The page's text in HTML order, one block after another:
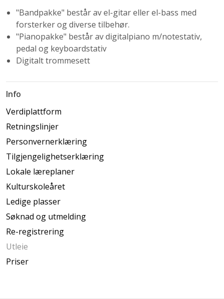
"Bandpakke" består av el-gitar eller el-bass med
forsterker og diverse tilbehør.
"Pianopakke" består av digitalpiano m/notestativ,
pedal og keyboardstativ
Digitalt trommesett
Info
Verdiplattform
Retningslinjer
Personvernerklæring
Tilgjengelighetserklæring
Lokale læreplaner
Kulturskoleåret
Ledige plasser
Søknad og utmelding
Re-registrering
Utleie
Priser